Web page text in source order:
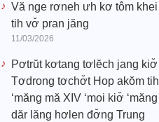
Vă nge rơneh ưh kơ tôm khei
tih vơ̆ pran jăng
11/03/2026
Pơtrŭt kơtang tơlĕch jang kiơ̆
Tơdrong tơchơ̆t Hop akŏm tih
‘măng mă XIV ‘moi kiơ̆ ‘măng
dăr lăng hơlen đơ̆ng Trung